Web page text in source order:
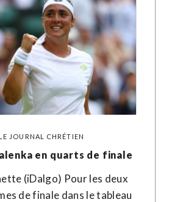
LE JOURNAL CHRÉTIEN
en quarts de finale
(iDalgo) Pour les deux
de finale dans le tableau